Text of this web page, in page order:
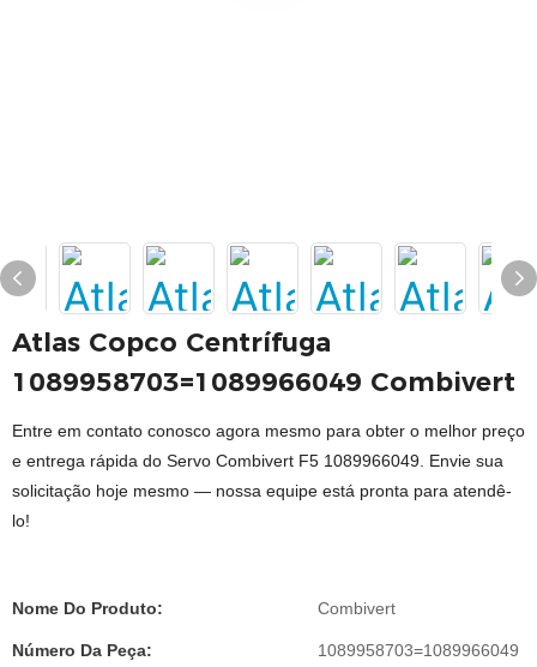
Atlas Copco Centrífuga
1089958703=1089966049 Combivert
Entre em contato conosco agora mesmo para obter o melhor preço
e entrega rápida do Servo Combivert F5 1089966049. Envie sua
solicitação hoje mesmo — nossa equipe está pronta para atendê-
lo!
Nome Do Produto: Combivert
Número Da Peça: 1089958703=1089966049